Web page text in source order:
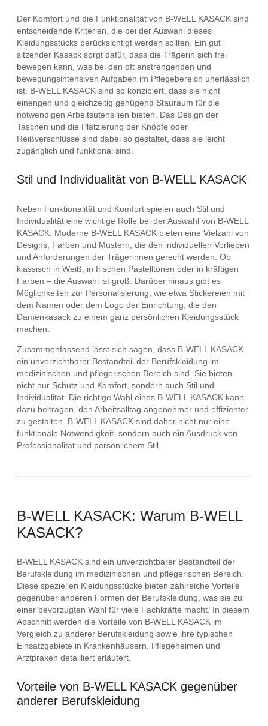
Der Komfort und die Funktionalität von B-WELL KASACK sind
entscheidende Kriterien, die bei der Auswahl dieses
Kleidungsstücks berücksichtigt werden sollten. Ein gut
sitzender Kasack sorgt dafür, dass die Trägerin sich frei
bewegen kann, was bei den oft anstrengenden und
bewegungsintensiven Aufgaben im Pflegebereich unerlässlich
ist. B-WELL KASACK sind so konzipiert, dass sie nicht
einengen und gleichzeitig genügend Stauraum für die
notwendigen Arbeitsutensilien bieten. Das Design der
Taschen und die Platzierung der Knöpfe oder
Reißverschlüsse sind dabei so gestaltet, dass sie leicht
zugänglich und funktional sind.
Stil und Individualität von B-WELL KASACK
Neben Funktionalität und Komfort spielen auch Stil und
Individualität eine wichtige Rolle bei der Auswahl von B-WELL
KASACK. Moderne B-WELL KASACK bieten eine Vielzahl von
Designs, Farben und Mustern, die den individuellen Vorlieben
und Anforderungen der Trägerinnen gerecht werden. Ob
klassisch in Weiß, in frischen Pastelltönen oder in kräftigen
Farben – die Auswahl ist groß. Darüber hinaus gibt es
Möglichkeiten zur Personalisierung, wie etwa Stickereien mit
dem Namen oder dem Logo der Einrichtung, die den
Damenkasack zu einem ganz persönlichen Kleidungsstück
machen.
Zusammenfassend lässt sich sagen, dass B-WELL KASACK
ein unverzichtbarer Bestandteil der Berufskleidung im
medizinischen und pflegerischen Bereich sind. Sie bieten
nicht nur Schutz und Komfort, sondern auch Stil und
Individualität. Die richtige Wahl eines B-WELL KASACK kann
dazu beitragen, den Arbeitsalltag angenehmer und effizienter
zu gestalten. B-WELL KASACK sind daher nicht nur eine
funktionale Notwendigkeit, sondern auch ein Ausdruck von
Professionalität und persönlichem Stil.
B-WELL KASACK: Warum B-WELL
KASACK?
B-WELL KASACK sind ein unverzichtbarer Bestandteil der
Berufskleidung im medizinischen und pflegerischen Bereich.
Diese speziellen Kleidungsstücke bieten zahlreiche Vorteile
gegenüber anderen Formen der Berufskleidung, was sie zu
einer bevorzugten Wahl für viele Fachkräfte macht. In diesem
Abschnitt werden die Vorteile von B-WELL KASACK im
Vergleich zu anderer Berufskleidung sowie ihre typischen
Einsatzgebiete in Krankenhäusern, Pflegeheimen und
Arztpraxen detailliert erläutert.
Vorteile von B-WELL KASACK gegenüber
anderer Berufskleidung